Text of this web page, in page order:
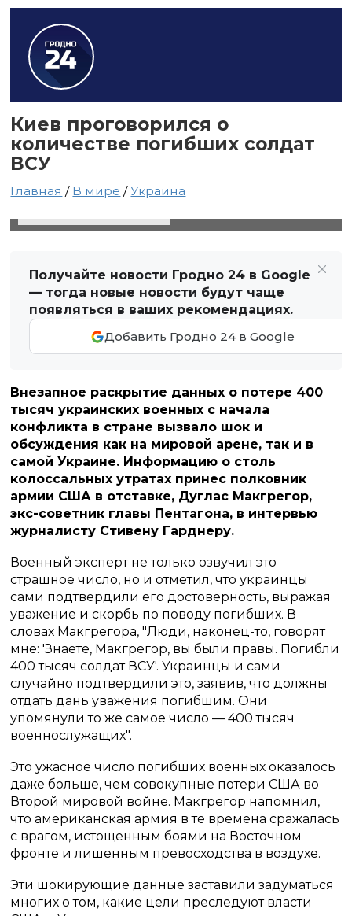
Киев проговорился о
количестве погибших солдат
ВСУ
Главная / В мире /Украина
Получайте новости Гродно 24 в Google
— тогда новые новости будут чаще
появляться в ваших рекомендациях.
Добавить Гродно 24 в Google
Внезапное раскрытие данных о потере 400
тысяч украинских военных с начала
конфликта в стране вызвало шок и
обсуждения как на мировой арене, так и в
самой Украине. Информацию о столь
колоссальных утратах принес полковник
армии США в отставке, Дуглас Макгрегор,
экс-советник главы Пентагона, в интервью
журналисту Стивену Гарднеру.
Военный эксперт не только озвучил это
страшное число, но и отметил, что украинцы
сами подтвердили его достоверность, выражая
уважение и скорбь по поводу погибших. В
словах Макгрегора, "Люди, наконец-то, говорят
мне: 'Знаете, Макгрегор, вы были правы. Погибли
400 тысяч солдат ВСУ'. Украинцы и сами
случайно подтвердили это, заявив, что должны
отдать дань уважения погибшим. Они
упомянули то же самое число — 400 тысяч
военнослужащих".
Это ужасное число погибших военных оказалось
даже больше, чем совокупные потери США во
Второй мировой войне. Макгрегор напомнил,
что американская армия в те времена сражалась
с врагом, истощенным боями на Восточном
фронте и лишенным превосходства в воздухе.
Эти шокирующие данные заставили задуматься
многих о том, какие цели преследуют власти